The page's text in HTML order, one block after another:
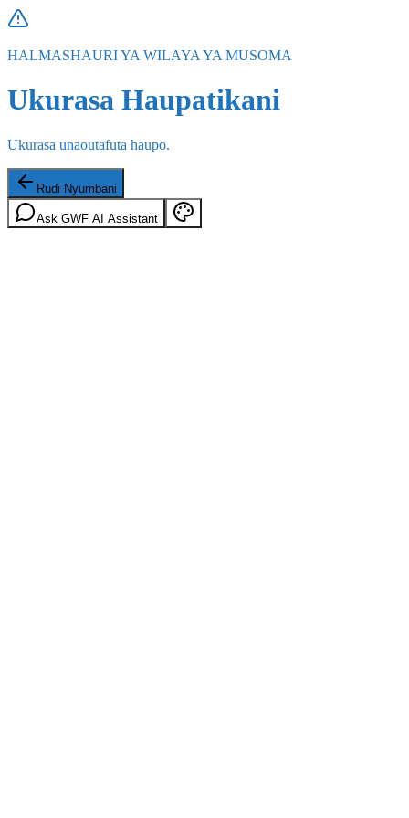
HALMASHAURI YA WILAYA YA MUSOMA
Ukurasa Haupatikani
Ukurasa unaoutafuta haupo.
Rudi Nyumbani
Ask GWF AI Assistant